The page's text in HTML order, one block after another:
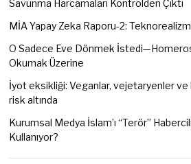
Savunma Harcamaları Kontrolden Çıktı
MİA Yapay Zeka Raporu-2:
O Sadece Eve Dönmek
Okumak Üzerine
İyot eksikliği: Veganlar, vejetaryenler ve
risk altında
Kurumsal Medya İslam’ı “Terör”
Kullanıyor?